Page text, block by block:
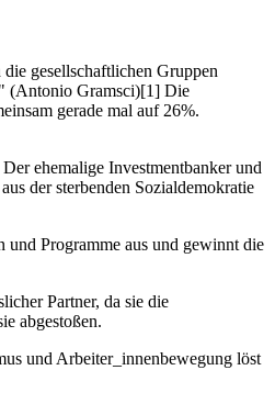
gesellschaftlichen Gruppen
(Antonio Gramsci)[1] Die
gerade mal auf 26%.
ehemalige Investmentbanker und
der sterbenden Sozialdemokratie
Programme aus und gewinnt die
Partner, da sie die
abgestoßen.
und Arbeiter_innenbewegung löst